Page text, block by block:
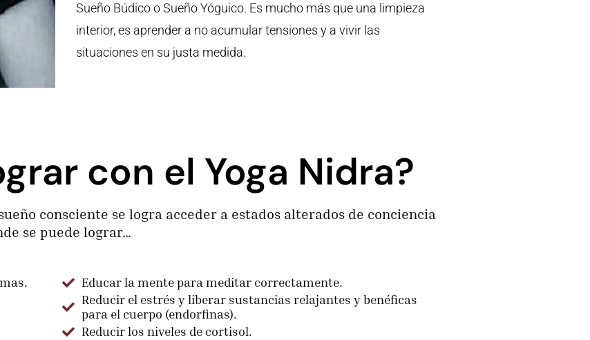
Sueño Búdico o Sueño Yóguico. Es mucho más que una limpieza
interior, es aprender a no acumular tensiones y a vivir las
situaciones en su justa medida.
con el Yoga Nidra?
consciente se logra acceder a estados alterados de conciencia
se puede lograr…
Educar la mente para meditar correctamente.
Reducir el estrés y liberar sustancias relajantes y benéficas
para el cuerpo (endorfinas).
Reducir los niveles de cortisol.